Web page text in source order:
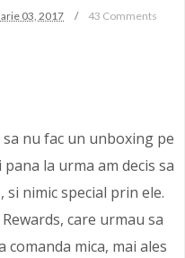
03, 2017 43 Comments
nu fac un unboxing pe
la urma am decis sa
si nimic special prin ele.
care urmau sa
comanda mica, mai ales